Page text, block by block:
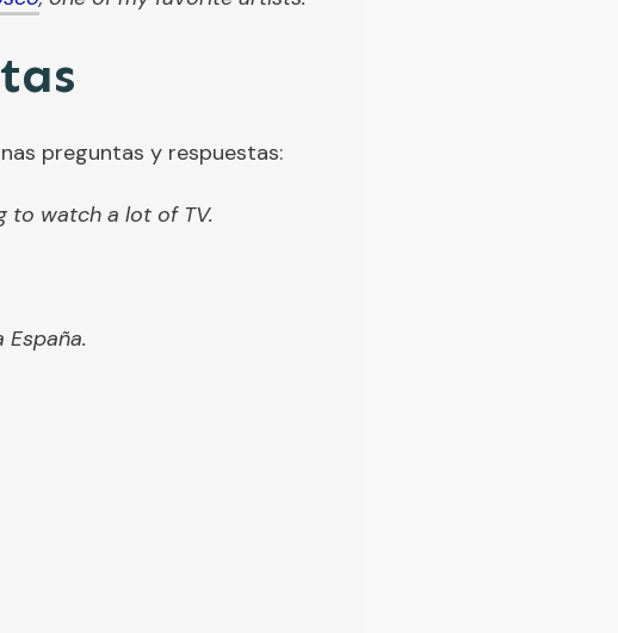
preguntas y respuestas:
to watch a lot of TV.